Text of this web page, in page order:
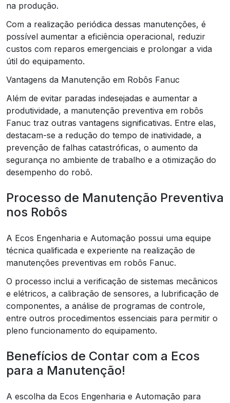
na produção.
Com a realização periódica dessas manutenções, é
possível aumentar a eficiência operacional, reduzir
custos com reparos emergenciais e prolongar a vida
útil do equipamento.
Vantagens da Manutenção em Robôs Fanuc
Além de evitar paradas indesejadas e aumentar a
produtividade, a manutenção preventiva em robôs
Fanuc traz outras vantagens significativas. Entre elas,
destacam-se a redução do tempo de inatividade, a
prevenção de falhas catastróficas, o aumento da
segurança no ambiente de trabalho e a otimização do
desempenho do robô.
Processo de Manutenção Preventiva
nos Robôs
A Ecos Engenharia e Automação possui uma equipe
técnica qualificada e experiente na realização de
manutenções preventivas em robôs Fanuc.
O processo inclui a verificação de sistemas mecânicos
e elétricos, a calibração de sensores, a lubrificação de
componentes, a análise de programas de controle,
entre outros procedimentos essenciais para permitir o
pleno funcionamento do equipamento.
Benefícios de Contar com a Ecos
para a Manutenção!
A escolha da Ecos Engenharia e Automação para